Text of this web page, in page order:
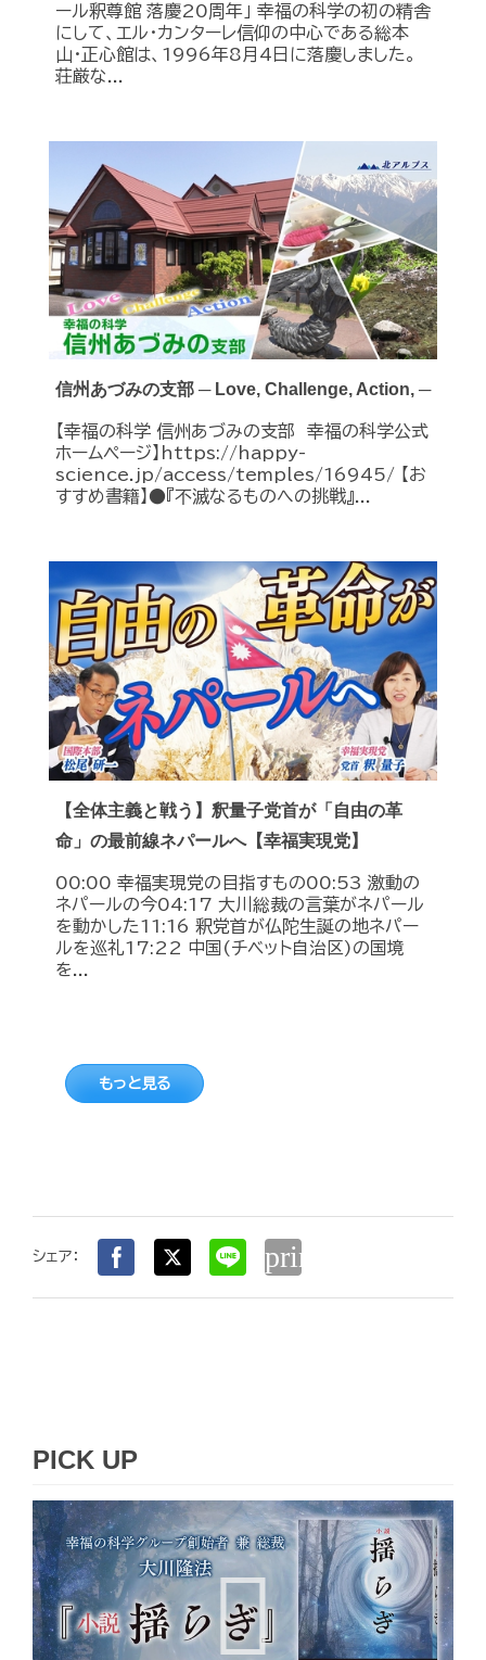
ール釈尊館 落慶20周年」 幸福の科学の初の精舎
にして、エル・カンターレ信仰の中心である総本
山・正心館は、1996年8月4日に落慶しました。
荘厳な...
信州あづみの支部 ─ Love, Challenge, Action, ─
【幸福の科学 信州あづみの支部 幸福の科学公式
ホームページ】https://happy-
science.jp/access/temples/16945/ 【お
すすめ書籍】●『不滅なるものへの挑戦』...
【全体主義と戦う】釈量子党首が「自由の革
命」の最前線ネパールへ【幸福実現党】
00:00 幸福実現党の目指すもの00:53 激動の
ネパールの今04:17 大川総裁の言葉がネパール
を動かした11:16 釈党首が仏陀生誕の地ネパー
ルを巡礼17:22 中国(チベット自治区)の国境
を...
もっと見る
シェア： print
PICK UP